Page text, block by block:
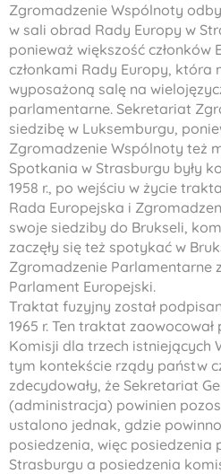
Zgromadzenie Wspólnoty
w sali obrad Rady Europy w
ponieważ większość członków
członkami Rady Europy, która
wyposażoną salę na
parlamentarne. Sekretariat
siedzibę w Luksemburgu,
Zgromadzenie Wspólnoty też
Spotkania w Strasburgu były
1958 r., po wejściu w życie
Rada Europejska i
swoje siedziby do Brukseli,
zaczęły się też spotykać w
Zgromadzenie Parlamentarne
Parlament Europejski.
Traktat fuzyjny został
1965 r. Ten traktat
Komisji dla trzech istniejących
tym kontekście rządy państw
zdecydowały, że Sekretariat
(administracja) powinien
ustalono jednak, gdzie
posiedzenia, więc posiedzenia
Strasburgu a posiedzenia